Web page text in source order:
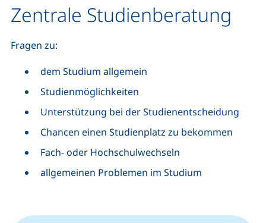
Zentrale Studienberatung
Fragen zu:
dem Studium allgemein
Studienmöglichkeiten
Unterstützung bei der Studienentscheidung
Chancen einen Studienplatz zu bekommen
Fach- oder Hochschulwechseln
allgemeinen Problemen im Studium